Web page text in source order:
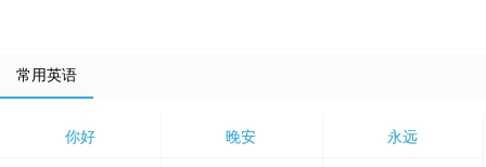
常用英语
你好 晚安 永远